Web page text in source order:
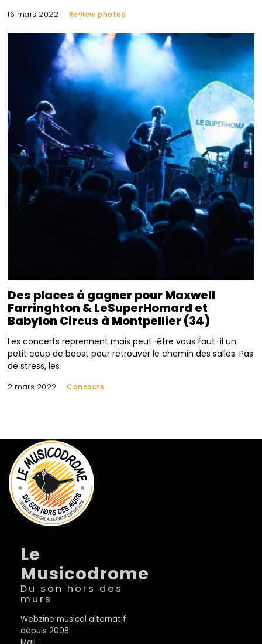
16 mars 2022 Review photos
Des places à gagner pour Maxwell
Farringhton & LeSuperHomard et
Babylon Circus à Montpellier (34)
Les concerts reprennent mais peut-être vous faut-il un
petit coup de boost pour retrouver le chemin des salles. Pas
de stress, les
2 mars 2022 Concours
Le
Musicodrome
Du son hors des
murs
Webzine musical alternatif
depuis 2008